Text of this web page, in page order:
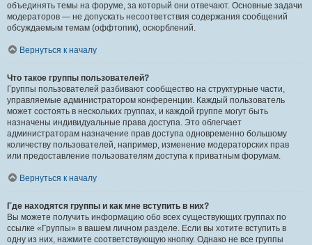
объединять темы на форуме, за который они отвечают. Основные задачи
модераторов — не допускать несоответствия содержания сообщений
обсуждаемым темам (оффтопик), оскорблений.
Вернуться к началу
Что такое группы пользователей?
Группы пользователей разбивают сообщество на структурные части,
управляемые администратором конференции. Каждый пользователь
может состоять в нескольких группах, и каждой группе могут быть
назначены индивидуальные права доступа. Это облегчает
администраторам назначение прав доступа одновременно большому
количеству пользователей, например, изменение модераторских прав
или предоставление пользователям доступа к приватным форумам.
Вернуться к началу
Где находятся группы и как мне вступить в них?
Вы можете получить информацию обо всех существующих группах по
ссылке «Группы» в вашем личном разделе. Если вы хотите вступить в
одну из них, нажмите соответствующую кнопку. Однако не все группы